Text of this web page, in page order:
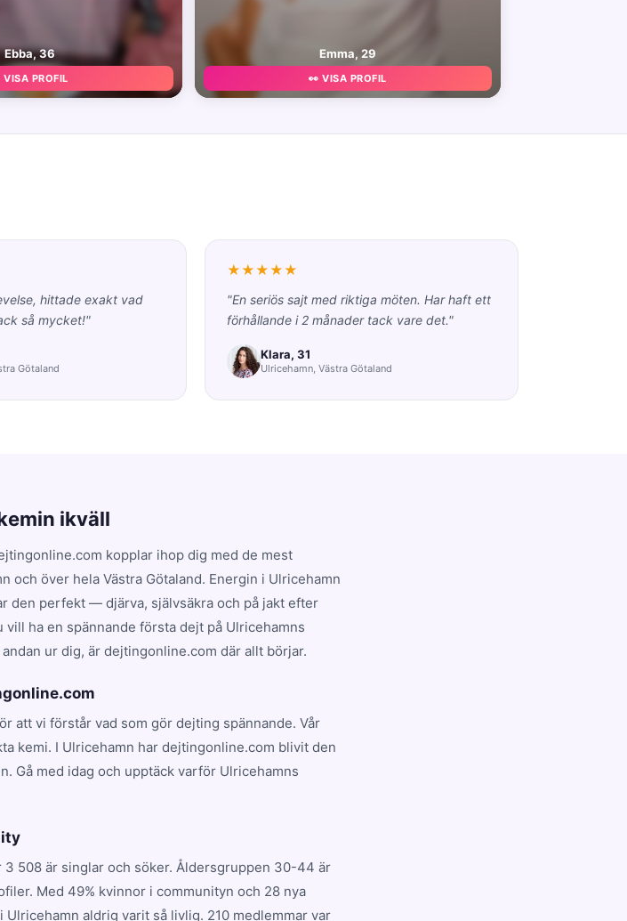
Ebba, 36
VISA PROFIL
Emma, 29
👀 VISA PROFIL
hittade exakt vad
så mycket!"
Götaland
★★★★★
"En seriös sajt med riktiga möten. Har haft ett
förhållande i 2 månader tack vare det."
Klara, 31
Ulricehamn, Västra Götaland
ikväll
kopplar ihop dig med de mest
och över hela Västra Götaland. Energin i Ulricehamn
den perfekt — djärva, självsäkra och på jakt efter
ha en spännande första dejt på Ulricehamns
ur dig, är dejtingonline.com där allt börjar.
att vi förstår vad som gör dejting spännande. Vår
kemi. I Ulricehamn har dejtingonline.com blivit den
Gå med idag och upptäck varför Ulricehamns
3 508 är singlar och söker. Åldersgruppen 30-44 är
Med 49% kvinnor i communityn och 28 nya
aldrig varit så livlig. 210 medlemmar var